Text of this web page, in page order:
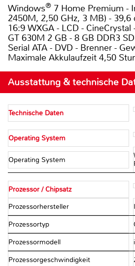
Windows® 7 Home Premium -
2450M, 2,50 GHz, 3 MB) - 39,6
16:9 WXGA - LCD - CineCrystal
GT 630M 2 GB - 8 GB DDR3
Serial ATA - DVD - Brenner -
Maximale Akkulaufzeit 4,50
Ausstattung & technische
Technische Daten
Operating System
Operating System
Prozessor / Chipsatz
Prozessorhersteller
Prozessortyp
Prozessormodell
Prozessorgeschwindigkeit